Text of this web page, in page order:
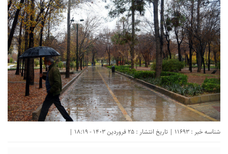
شناسه خبر : 11693 | تاریخ انتشار : 25 فروردین 1403 - 18:19 |